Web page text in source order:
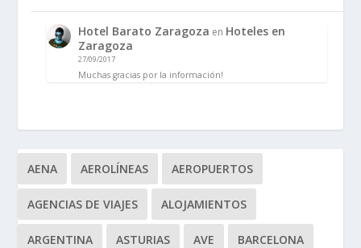
Hotel Barato Zaragoza en Hoteles en
Zaragoza
27/09/2017
Muchas gracias por la información!
AENA AEROLÍNEAS AEROPUERTOS
AGENCIAS DE VIAJES ALOJAMIENTOS
ARGENTINA ASTURIAS AVE BARCELONA